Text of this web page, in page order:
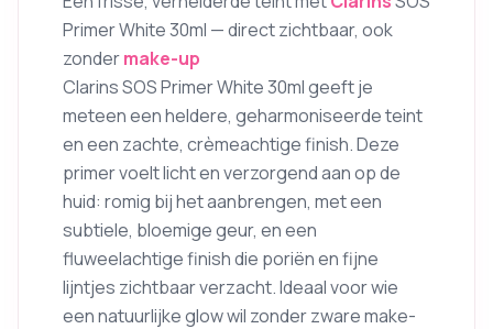
Primer White 30ml — direct zichtbaar, ook
zondermake-up
Clarins SOS Primer White 30ml geeft je
meteen een heldere, geharmoniseerde teint
en een zachte, crèmeachtige finish. Deze
primer voelt licht en verzorgend aan op de
huid: romig bij het aanbrengen, met een
subtiele, bloemige geur, en een
fluweelachtige finish die poriën en fijne
lijntjes zichtbaar verzacht. Ideaal voor wie
een natuurlijke glow wil zonder zware make-